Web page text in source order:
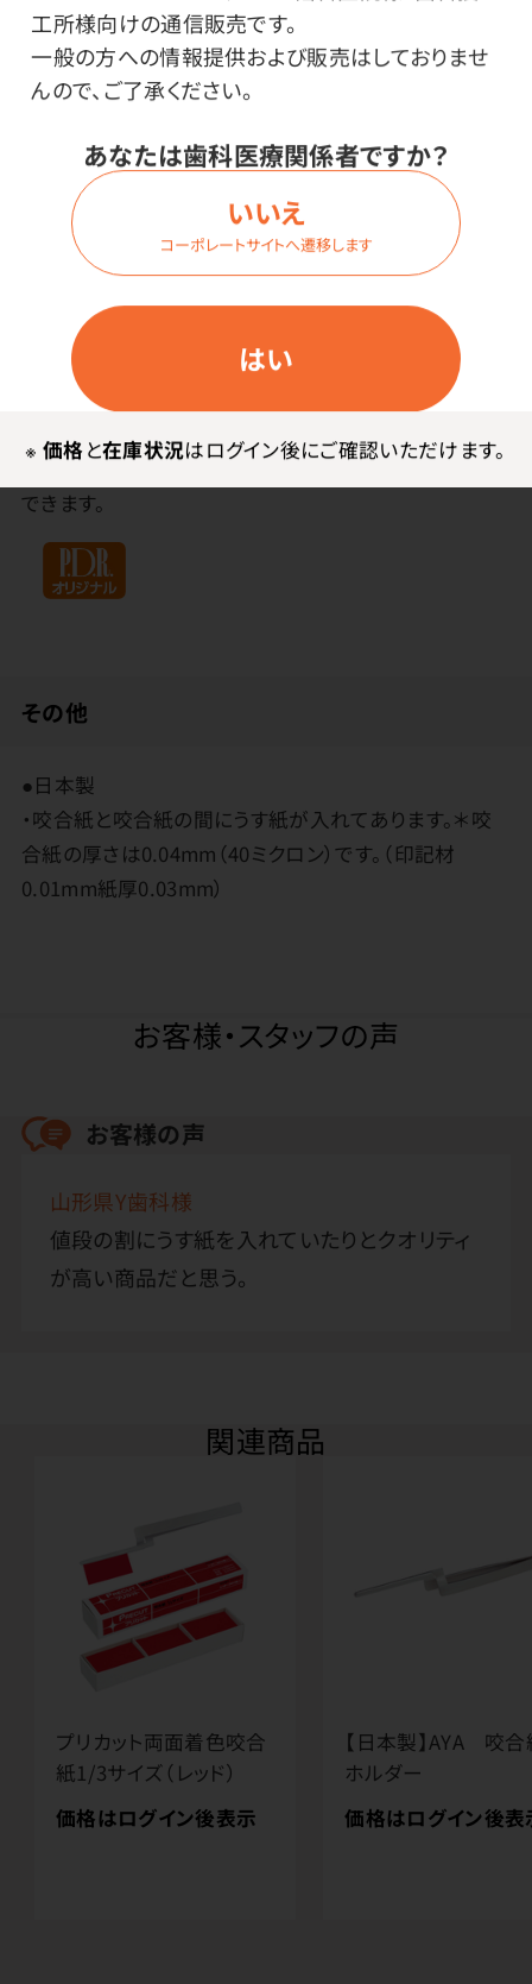
工所様向けの通信販売です。
一般の方への情報提供および販売はしておりませ
んので、ご了承ください。
あなたは歯科医療関係者ですか？
はい
いいえ
コーポレートサイトへ遷移します
※ 価格と在庫状況はログイン後にご確認いただけます。
ログイン
ロングセラーの咬合紙。
異なる色調（色調＝赤色、青色）のものを使い分けて印
記する事により、異なる顎位での接触点の区別が容易に
できます。
その他
●日本製
・咬合紙と咬合紙の間にうす紙が入れてあります。＊咬
合紙の厚さは0.04mm（40ミクロン）です。（印記材
0.01mm紙厚0.03mm）
お客様・スタッフの声
お客様の声
山形県Y歯科様
値段の割にうす紙を入れていたりとクオリティ
が高い商品だと思う。
関連商品
プリカット両面着色咬合
紙1/3サイズ（レッド）
価格はログイン後表示
【日本製】AYA 咬
ホルダー
価格はログイン後表